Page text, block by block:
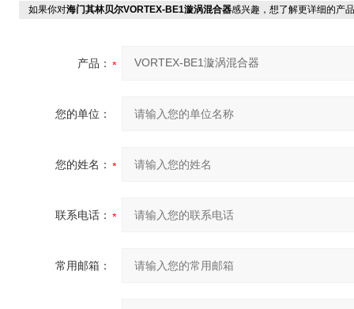
如果你对海门其林贝尔VORTEX-BE1漩涡混合器感兴趣，想了解更详细的产
产品：
您的单位：
您的姓名：
联系电话：
常用邮箱：